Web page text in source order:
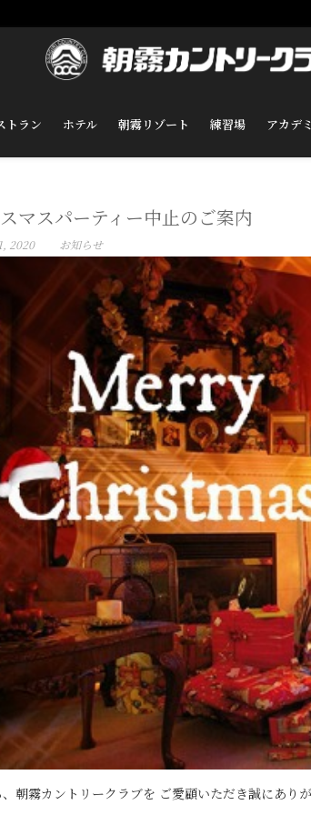
トラン ホテル 朝霧リゾート 練習場 アカデ
マスパーティー中止のご案内
2020 お知らせ
朝霧カントリークラブを ご愛顧いただき誠にあ